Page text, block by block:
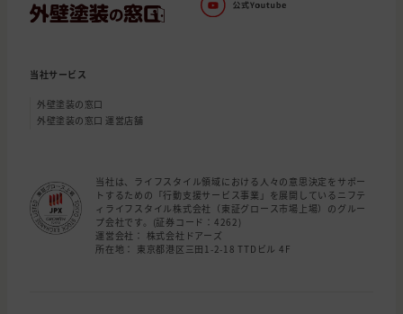
当社サービス
外壁塗装の窓口
外壁塗装の窓口 運営店舗
当社は、ライフスタイル領域における人々の意思決定をサポー
トするための「行動支援サービス事業」を展開しているニフテ
ィライフスタイル株式会社（東証グロース市場上場）のグルー
プ会社です。(証券コード：4262)
運営会社： 株式会社ドアーズ
所在地： 東京都港区三田1-2-18 TTDビル 4F